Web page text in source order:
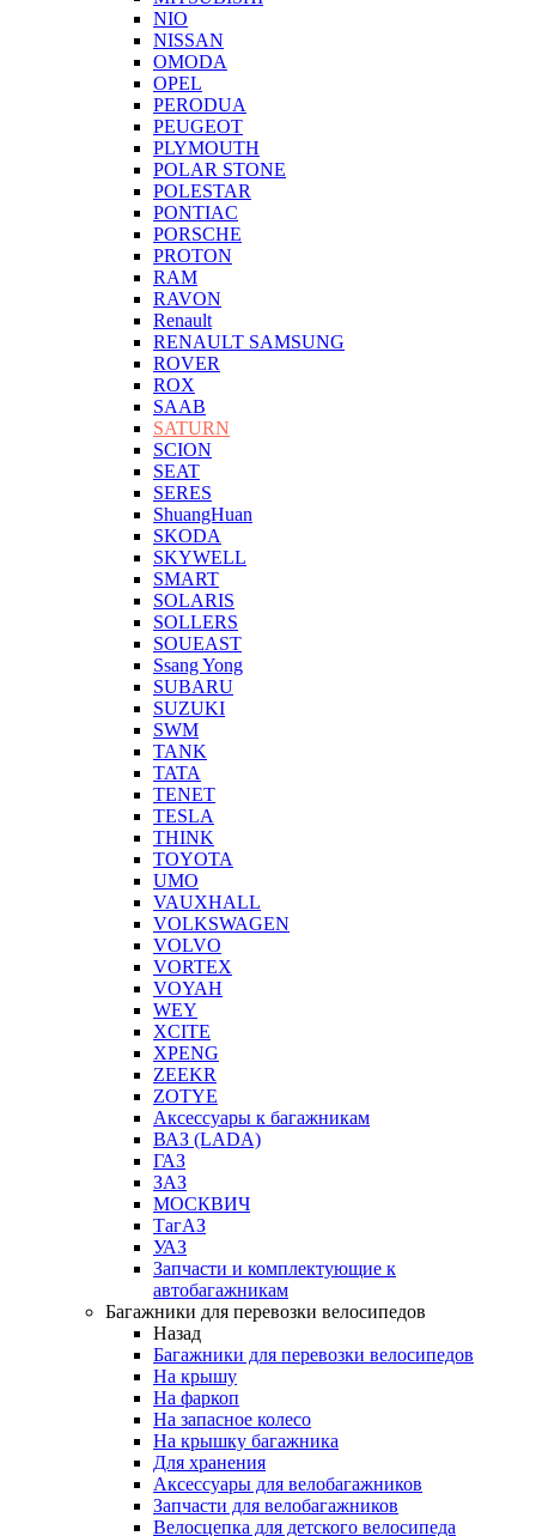
NIO
NISSAN
OMODA
OPEL
PERODUA
PEUGEOT
PLYMOUTH
POLAR STONE
POLESTAR
PONTIAC
PORSCHE
PROTON
RAM
RAVON
Renault
RENAULT SAMSUNG
ROVER
ROX
SAAB
SATURN
SCION
SEAT
SERES
ShuangHuan
SKODA
SKYWELL
SMART
SOLARIS
SOLLERS
SOUEAST
Ssang Yong
SUBARU
SUZUKI
SWM
TANK
TATA
TENET
TESLA
THINK
TOYOTA
UMO
VAUXHALL
VOLKSWAGEN
VOLVO
VORTEX
VOYAH
WEY
XCITE
XPENG
ZEEKR
ZOTYE
Аксессуары к багажникам
ВАЗ (LADA)
ГАЗ
ЗАЗ
МОСКВИЧ
ТагАЗ
УАЗ
Запчасти и комплектующие к
автобагажникам
Багажники для перевозки велосипедов
Назад
Багажники для перевозки велосипедов
На крышу
На фаркоп
На запасное колесо
На крышку багажника
Для хранения
Аксессуары для велобагажников
Запчасти для велобагажников
Велосцепка для детского велосипеда